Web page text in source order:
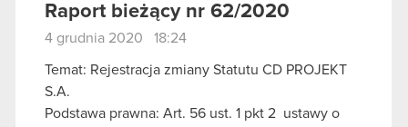
Raport bieżący nr 62/2020
4 grudnia 2020 18:24
Temat: Rejestracja zmiany Statutu CD PROJEKT
S.A.
Podstawa prawna: Art. 56 ust. 1 pkt 2 ustawy o